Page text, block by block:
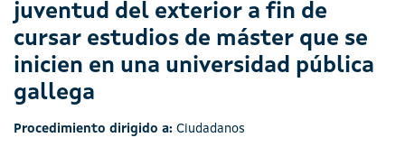
juventud del exterior a fin de
cursar estudios de máster que se
inicien en una universidad pública
gallega
Procedimiento dirigido a: Ciudadanos